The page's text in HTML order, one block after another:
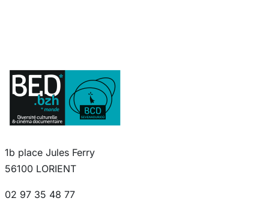
1b place Jules Ferry
56100 LORIENT
02 97 35 48 77